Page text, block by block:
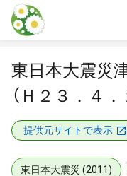
本文に飛ぶ
東日本大震災
（Ｈ２３．４．
提供元サイトで表示
東日本大震災 (2011)